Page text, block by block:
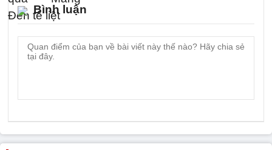
Bình luận